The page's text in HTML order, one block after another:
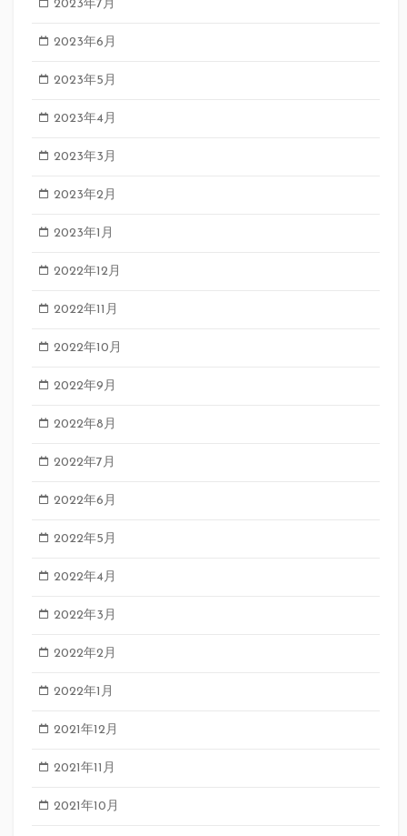
2023年7月
2023年6月
2023年5月
2023年4月
2023年3月
2023年2月
2023年1月
2022年12月
2022年11月
2022年10月
2022年9月
2022年8月
2022年7月
2022年6月
2022年5月
2022年4月
2022年3月
2022年2月
2022年1月
2021年12月
2021年11月
2021年10月